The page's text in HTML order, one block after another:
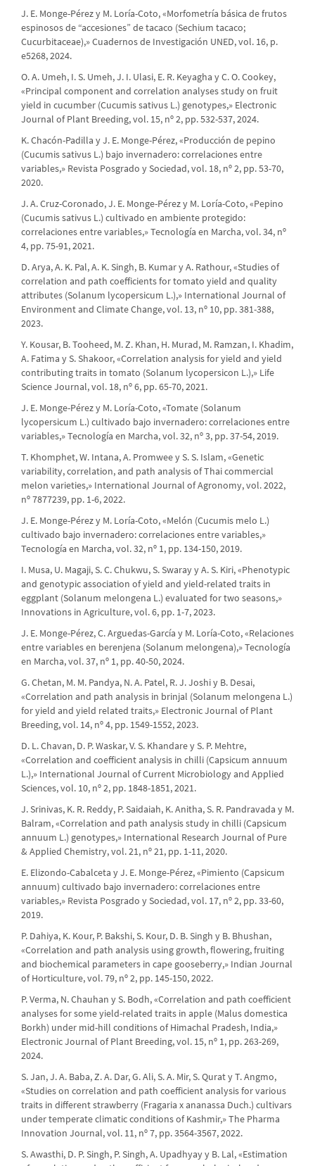
J. E. Monge-Pérez y M. Loría-Coto, «Morfometría básica de frutos
espinosos de “accesiones” de tacaco (Sechium tacaco;
Cucurbitaceae),» Cuadernos de Investigación UNED, vol. 16, p.
e5268, 2024.
O. A. Umeh, I. S. Umeh, J. I. Ulasi, E. R. Keyagha y C. O. Cookey,
«Principal component and correlation analyses study on fruit
yield in cucumber (Cucumis sativus L.) genotypes,» Electronic
Journal of Plant Breeding, vol. 15, nº 2, pp. 532-537, 2024.
K. Chacón-Padilla y J. E. Monge-Pérez, «Producción de pepino
(Cucumis sativus L.) bajo invernadero: correlaciones entre
variables,» Revista Posgrado y Sociedad, vol. 18, nº 2, pp. 53-70,
2020.
J. A. Cruz-Coronado, J. E. Monge-Pérez y M. Loría-Coto, «Pepino
(Cucumis sativus L.) cultivado en ambiente protegido:
correlaciones entre variables,» Tecnología en Marcha, vol. 34, nº
4, pp. 75-91, 2021.
D. Arya, A. K. Pal, A. K. Singh, B. Kumar y A. Rathour, «Studies of
correlation and path coefficients for tomato yield and quality
attributes (Solanum lycopersicum L.),» International Journal of
Environment and Climate Change, vol. 13, nº 10, pp. 381-388,
2023.
Y. Kousar, B. Tooheed, M. Z. Khan, H. Murad, M. Ramzan, I. Khadim,
A. Fatima y S. Shakoor, «Correlation analysis for yield and yield
contributing traits in tomato (Solanum lycopersicon L.),» Life
Science Journal, vol. 18, nº 6, pp. 65-70, 2021.
J. E. Monge-Pérez y M. Loría-Coto, «Tomate (Solanum
lycopersicum L.) cultivado bajo invernadero: correlaciones entre
variables,» Tecnología en Marcha, vol. 32, nº 3, pp. 37-54, 2019.
T. Khomphet, W. Intana, A. Promwee y S. S. Islam, «Genetic
variability, correlation, and path analysis of Thai commercial
melon varieties,» International Journal of Agronomy, vol. 2022,
nº 7877239, pp. 1-6, 2022.
J. E. Monge-Pérez y M. Loría-Coto, «Melón (Cucumis melo L.)
cultivado bajo invernadero: correlaciones entre variables,»
Tecnología en Marcha, vol. 32, nº 1, pp. 134-150, 2019.
I. Musa, U. Magaji, S. C. Chukwu, S. Swaray y A. S. Kiri, «Phenotypic
and genotypic association of yield and yield-related traits in
eggplant (Solanum melongena L.) evaluated for two seasons,»
Innovations in Agriculture, vol. 6, pp. 1-7, 2023.
J. E. Monge-Pérez, C. Arguedas-García y M. Loría-Coto, «Relaciones
entre variables en berenjena (Solanum melongena),» Tecnología
en Marcha, vol. 37, nº 1, pp. 40-50, 2024.
G. Chetan, M. M. Pandya, N. A. Patel, R. J. Joshi y B. Desai,
«Correlation and path analysis in brinjal (Solanum melongena L.)
for yield and yield related traits,» Electronic Journal of Plant
Breeding, vol. 14, nº 4, pp. 1549-1552, 2023.
D. L. Chavan, D. P. Waskar, V. S. Khandare y S. P. Mehtre,
«Correlation and coefficient analysis in chilli (Capsicum annuum
L.),» International Journal of Current Microbiology and Applied
Sciences, vol. 10, nº 2, pp. 1848-1851, 2021.
J. Srinivas, K. R. Reddy, P. Saidaiah, K. Anitha, S. R. Pandravada y M.
Balram, «Correlation and path analysis study in chilli (Capsicum
annuum L.) genotypes,» International Research Journal of Pure
& Applied Chemistry, vol. 21, nº 21, pp. 1-11, 2020.
E. Elizondo-Cabalceta y J. E. Monge-Pérez, «Pimiento (Capsicum
annuum) cultivado bajo invernadero: correlaciones entre
variables,» Revista Posgrado y Sociedad, vol. 17, nº 2, pp. 33-60,
2019.
P. Dahiya, K. Kour, P. Bakshi, S. Kour, D. B. Singh y B. Bhushan,
«Correlation and path analysis using growth, flowering, fruiting
and biochemical parameters in cape gooseberry,» Indian Journal
of Horticulture, vol. 79, nº 2, pp. 145-150, 2022.
P. Verma, N. Chauhan y S. Bodh, «Correlation and path coefficient
analyses for some yield-related traits in apple (Malus domestica
Borkh) under mid-hill conditions of Himachal Pradesh, India,»
Electronic Journal of Plant Breeding, vol. 15, nº 1, pp. 263-269,
2024.
S. Jan, J. A. Baba, Z. A. Dar, G. Ali, S. A. Mir, S. Qurat y T. Angmo,
«Studies on correlation and path coefficient analysis for various
traits in different strawberry (Fragaria x ananassa Duch.) cultivars
under temperate climatic conditions of Kashmir,» The Pharma
Innovation Journal, vol. 11, nº 7, pp. 3564-3567, 2022.
S. Awasthi, D. P. Singh, P. Singh, A. Upadhyay y B. Lal, «Estimation